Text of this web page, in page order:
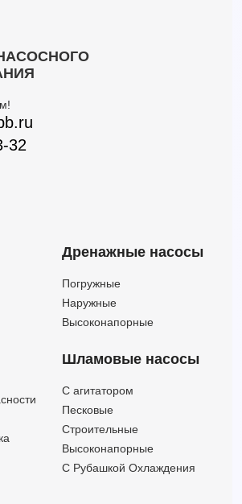
32
Дренажные насосы
Погружные
Наружные
Высоконапорные
Шламовые насосы
C агитатором
Песковые
Строительные
Высоконапорные
С Рубашкой Охлаждения